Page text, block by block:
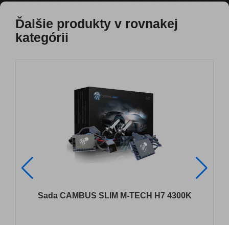
Ďalšie produkty v rovnakej
kategórii
Sada CAMBUS SLIM M-TECH H7 4300K